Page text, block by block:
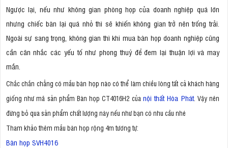
Ngược lại, nếu như không gian phòng họp của doanh nghiệp quá lớn
nhưng chiếc bàn lại quá nhỏ thì sẽ khiến không gian trở nên trống trải.
Ngoài sự sang trọng, không gian thì khi mua bàn họp doanh nghiệp cũng
cần cân nhắc các yếu tố như phong thuỷ để đem lại thuận lợi và may
mắn.
Chắc chắn chẳng có mẫu bàn họp nào có thể làm chiều lòng tất cả khách hàng
giống như mã sản phẩm Bàn họp CT4016H2 của nội thất Hòa Phát. Vậy nên
đừng bỏ qua sản phẩm chất lượng này nếu như bạn có nhu cầu nhé
Tham khảo thêm mẫu bàn họp rộng 4m tương tự:
Bàn họp SVH4016